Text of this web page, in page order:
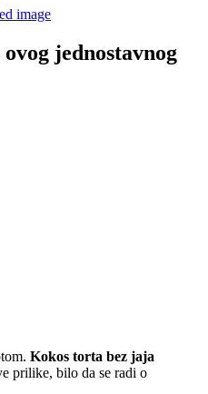
jednostavnog
Kokos torta bez jaja
prilike, bilo da se radi o